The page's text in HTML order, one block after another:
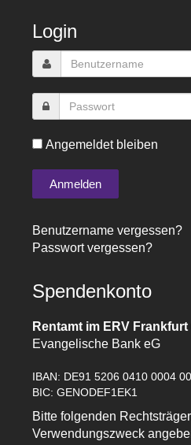
Login
Angemeldet bleiben
Benutzername vergessen?
Passwort vergessen?
Spendenkonto
Rentamt im ERV
Evangelische Bank eG
IBAN: DE91 5206 0410 0004
BIC: GENODEF1EK1
Bitte folgenden
Verwendungszweck